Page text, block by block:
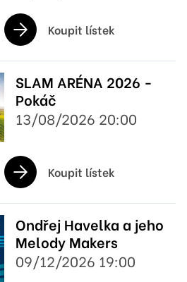
Koupit lístek
SLAM ARÉNA 2026 -
Pokáč
13/08/2026 20:00
Koupit lístek
Ondřej Havelka a jeho
Melody Makers
09/12/2026 19:00